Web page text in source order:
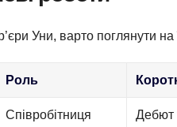
Уни, варто поглянути на
Роль
Співробітниця
Дебют